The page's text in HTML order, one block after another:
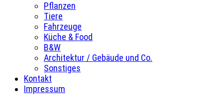
Pflanzen
Tiere
Fahrzeuge
Küche & Food
B&W
Architektur / Gebäude und Co.
Sonstiges
Kontakt
Impressum